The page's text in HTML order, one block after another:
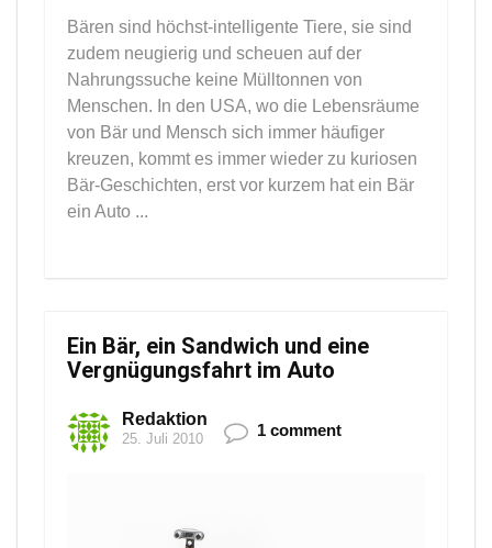
Bären sind höchst-intelligente Tiere, sie sind
zudem neugierig und scheuen auf der
Nahrungssuche keine Mülltonnen von
Menschen. In den USA, wo die Lebensräume
von Bär und Mensch sich immer häufiger
kreuzen, kommt es immer wieder zu kuriosen
Bär-Geschichten, erst vor kurzem hat ein Bär
ein Auto ...
Ein Bär, ein Sandwich und eine
Vergnügungsfahrt im Auto
Redaktion
25. Juli 2010 1 comment